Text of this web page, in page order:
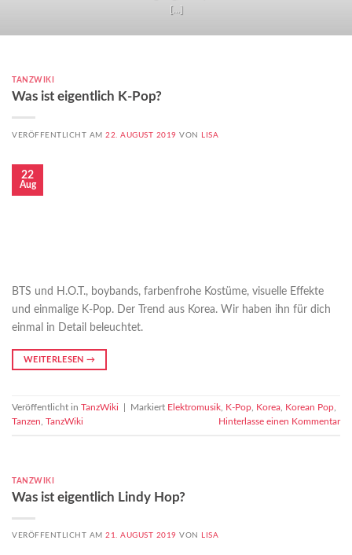
[...]
TANZWIKI
Was ist eigentlich K-Pop?
VERÖFFENTLICHT AM22. AUGUST 2019 VON LISA
22
Aug
BTS und H.O.T., boybands, farbenfrohe Kostüme, visuelle Effekte
und einmalige K-Pop. Der Trend aus Korea. Wir haben ihn für dich
einmal in Detail beleuchtet.
WEITERLESEN →
Veröffentlicht in TanzWiki Markiert Elektromusik K-Pop Korea Korean Pop
Tanzen
TanzWiki Hinterlasse einen Kommentar
TANZWIKI
Was ist eigentlich Lindy Hop?
VERÖFFENTLICHT AM21. AUGUST 2019 VON LISA